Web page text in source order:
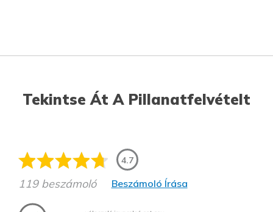
Tekintse Át A Pillanatfelvételt
4.7
119 beszámoló Beszámoló Írása